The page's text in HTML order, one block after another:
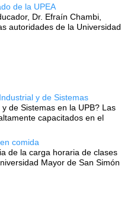
de la UPEA
Dr. Efraín Chambi,
autoridades de la Universidad
y de Sistemas
de Sistemas en la UPB? Las
capacitados en el
comida
de la carga horaria de clases
Mayor de San Simón